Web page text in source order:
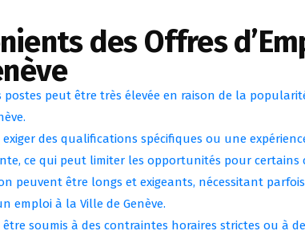
des Offres
peut être très élevée en raison de la
des qualifications spécifiques ou une
ce qui peut limiter les opportunités pour certains
peuvent être longs et exigeants, nécessitant
emploi à la Ville de Genève.
soumis à des contraintes horaires strictes ou à